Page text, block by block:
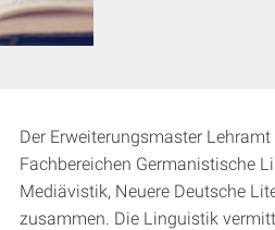
Der Erweiterungsmaster
Fachbereichen Germanistische
Mediävistik, Neuere Deutsche
zusammen. Die Linguistik